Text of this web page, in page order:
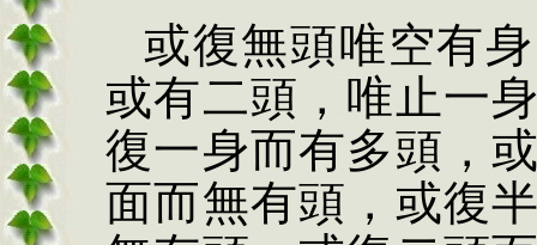
或復無頭唯空有
或有二頭，唯止一
復一身而有多頭，
面而無有頭，或復